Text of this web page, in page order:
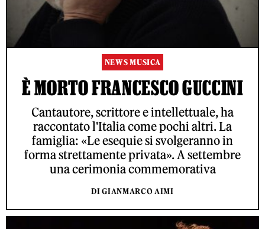
NEWS MUSICA
È MORTO FRANCESCO GUCCINI
Cantautore, scrittore e intellettuale, ha
raccontato l'Italia come pochi altri. La
famiglia: «Le esequie si svolgeranno in
forma strettamente privata». A settembre
una cerimonia commemorativa
DI GIANMARCO AIMI